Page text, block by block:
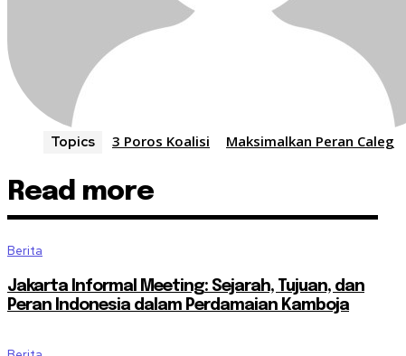
Topics 3 Poros Koalisi Maksimalkan Peran Caleg
Read more
Berita
Jakarta Informal Meeting: Sejarah, Tujuan, dan
Peran Indonesia dalam Perdamaian Kamboja